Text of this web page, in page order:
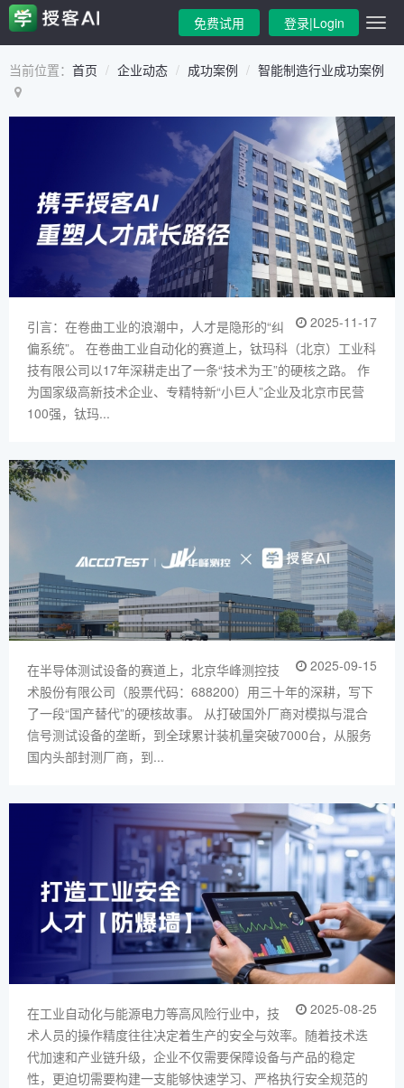
免费试用 登录|Login
当前位置： 首页 企业动态 成功案例 智能制造行业成功案例
2025-11-17
引言：在卷曲工业的浪潮中，人才是隐形的“纠
偏系统”。 在卷曲工业自动化的赛道上，钛玛科（北京）工业科
技有限公司以17年深耕走出了一条“技术为王”的硬核之路。 作
为国家级高新技术企业、专精特新“小巨人”企业及北京市民营
100强，钛玛...
2025-09-15
在半导体测试设备的赛道上，北京华峰测控技
术股份有限公司（股票代码：688200）用三十年的深耕，写下
了一段“国产替代”的硬核故事。 从打破国外厂商对模拟与混合
信号测试设备的垄断，到全球累计装机量突破7000台，从服务
国内头部封测厂商，到...
2025-08-25
在工业自动化与能源电力等高风险行业中，技
术人员的操作精度往往决定着生产的安全与效率。随着技术迭
代加速和产业链升级，企业不仅需要保障设备与产品的稳定
性，更迫切需要构建一支能够快速学习、严格执行安全规范的